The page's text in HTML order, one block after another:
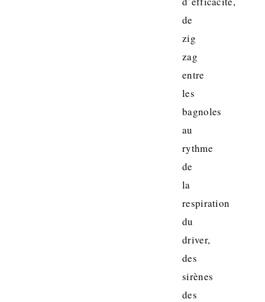
de
zig
zag
entre
les
bagnoles
au
rythme
de
la
respiration
du
driver,
des
sirènes
des